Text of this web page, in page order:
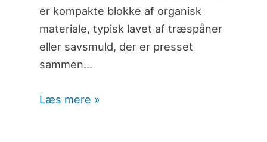
er kompakte blokke af organisk
materiale, typisk lavet af træspåner
eller savsmuld, der er presset
sammen…
Læs mere »